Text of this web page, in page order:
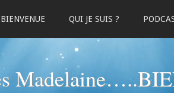
BIENVENUE QUI JE SUIS ?